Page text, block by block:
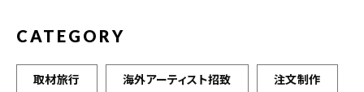
CATEGORY
取材旅行 海外アーティスト招致 注文制作